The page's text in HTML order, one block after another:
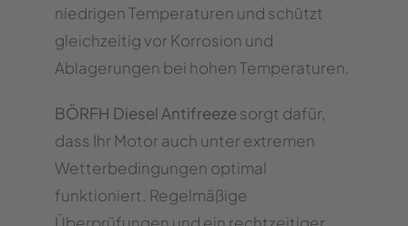
niedrigen Temperaturen und schützt
gleichzeitig vor Korrosion und
Ablagerungen bei hohen Temperaturen.
BÖRFH Diesel Antifreezesorgt dafür,
dass Ihr Motor auch unter extremen
Wetterbedingungen optimal
funktioniert. Regelmäßige